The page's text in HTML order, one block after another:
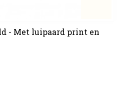
- Met luipaard print en